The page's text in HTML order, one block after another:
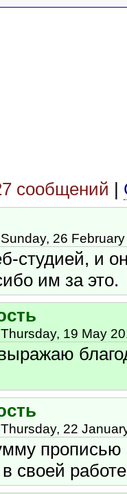
сообщений |
26
студией, и
им за это.
19 May
22
прописью
своей